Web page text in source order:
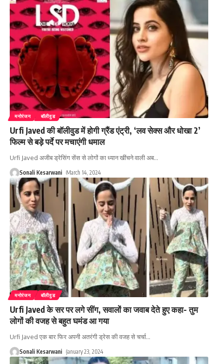
मनोरंजन बॉलीवुड
Urfi Javed की बॉलीवुड में होगी ग्रैंड एंट्री, ‘लव सेक्स और धोखा 2’
फिल्म से बड़े पर्दे पर मचाएंगी धमाल
Urfi Javed अजीब ड्रेसिंग सेंस से लोगों का ध्यान खींचने वाली अब…
Sonali Kesarwani March 14, 2024
मनोरंजन बॉलीवुड
Urfi Javed के सर पर लगे सींग, सवालों का जवाब देते हुए कहा- तुम
लोगों की वजह से बहुत घमंड आ गया
Urfi Javed एक बार फिर अपनी अतरंगी ड्रेस की वजह से चर्चा…
Sonali Kesarwani January 23, 2024